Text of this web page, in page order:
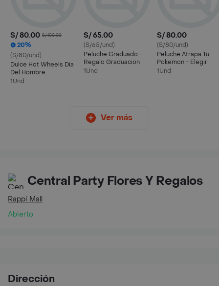
S/ 80.00 S/ 100.00
20%
(S/80/und)
Dulce Hot Wheels Dia
Del Hombre
1Und
S/ 65.00
(S/65/und)
Peluche Graduado -
Regalo Graduacion
1Und
S/ 80.00
(S/80/und)
Peluche Atrapa Tu
Pokemon - Elegir
1Und
Ver más
Central Party Flores Y Regalos
Rappi Mall
Abierto
Dirección